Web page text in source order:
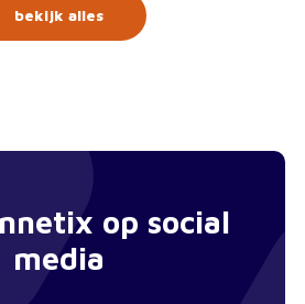
bekijk alles
op social
media